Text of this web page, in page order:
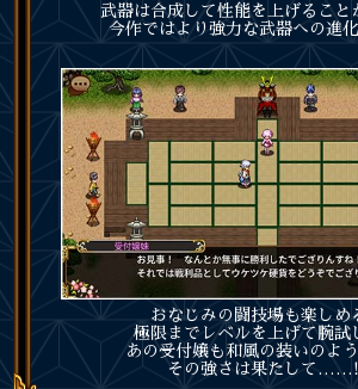
武器は合成して性能を上げること
今作ではより強力な武器への進化
おなじみの闘技場も楽しめ
極限までレベルを上げて腕試
あの受付嬢も和風の装いのよ
その強さは果たして